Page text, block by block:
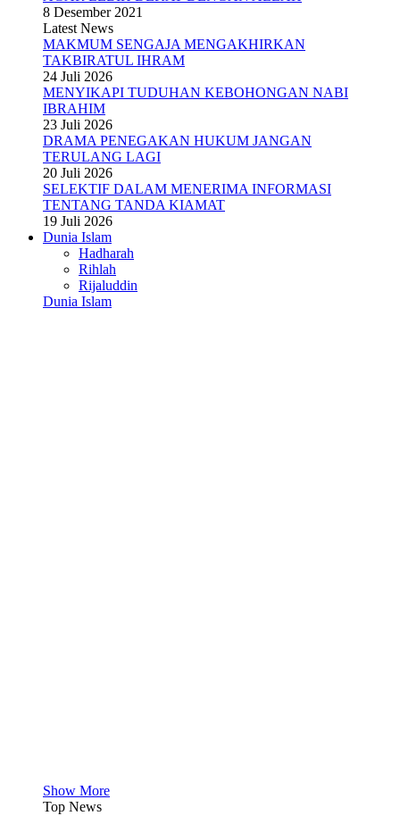
8 Desember 2021
Latest News
MAKMUM SENGAJA MENGAKHIRKAN
TAKBIRATUL IHRAM
24 Juli 2026
MENYIKAPI TUDUHAN KEBOHONGAN NABI
IBRAHIM
23 Juli 2026
DRAMA PENEGAKAN HUKUM JANGAN
TERULANG LAGI
20 Juli 2026
SELEKTIF DALAM MENERIMA INFORMASI
TENTANG TANDA KIAMAT
19 Juli 2026
Dunia Islam
Hadharah
Rihlah
Rijaluddin
Dunia Islam
Show More
Top News